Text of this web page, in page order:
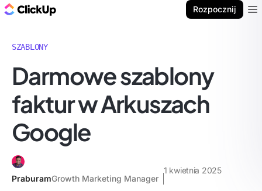
Rozpocznij
SZABLONY
Darmowe szablony
faktur w Arkuszach
Google
PraburamGrowth Marketing Manager
1 kwietnia 2025